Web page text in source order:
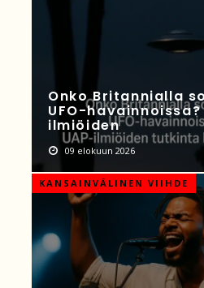
Onko Britannialla
UFO-havainnoissa?
ilmiöiden
09 elokuun 2026
KANSAINVÄLINEN VIIHDE